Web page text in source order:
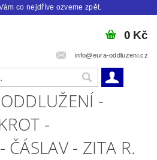
co nejdříve ozveme zpět.
info@eura-oddluzeni.cz
0 Kč
-
-
ČÁSLAV - ZITA R.